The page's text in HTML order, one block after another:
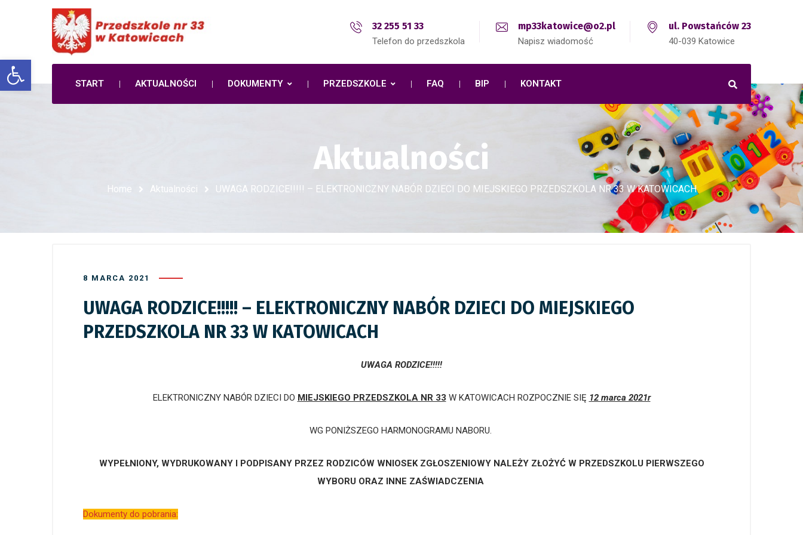
Open toolbar
32 255 51 33
Telefon do przedszkola
mp33katowice@o2.pl
Napisz wiadomość
ul. Powstańców 23
40-039 Katowice
START AKTUALNOŚCI DOKUMENTY PRZEDSZKOLE FAQ BIP KONTAKT
Aktualności
Home Aktualności UWAGA RODZICE!!!!! – ELEKTRONICZNY NABÓR DZIECI DO MIEJSKIEGO PRZEDSZKOLA NR 33 W KATOWICACH
8 MARCA 2021
UWAGA RODZICE!!!!! – ELEKTRONICZNY NABÓR DZIECI DO MIEJSKIEGO
PRZEDSZKOLA NR 33 W KATOWICACH
UWAGA RODZICE!!!!!
ELEKTRONICZNY NABÓR DZIECI DO MIEJSKIEGO PRZEDSZKOLA NR 33 W KATOWICACH ROZPOCZNIE SIĘ 12 marca 2021r
WG PONIŻSZEGO HARMONOGRAMU NABORU.
WYPEŁNIONY, WYDRUKOWANY I PODPISANY PRZEZ RODZICÓW WNIOSEK ZGŁOSZENIOWY NALEŻY ZŁOŻYĆ W PRZEDSZKOLU PIERWSZEGO
WYBORU ORAZ INNE ZAŚWIADCZENIA
Dokumenty do pobrania: